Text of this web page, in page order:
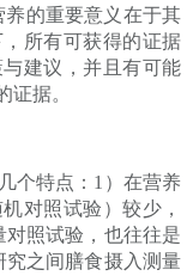
的重要意义在于其
所有可获得的证据
建议，并且有可能
证据。
个特点：1）在营养
对照试验）较少，
照试验，也往往是
之间膳食摄入测量